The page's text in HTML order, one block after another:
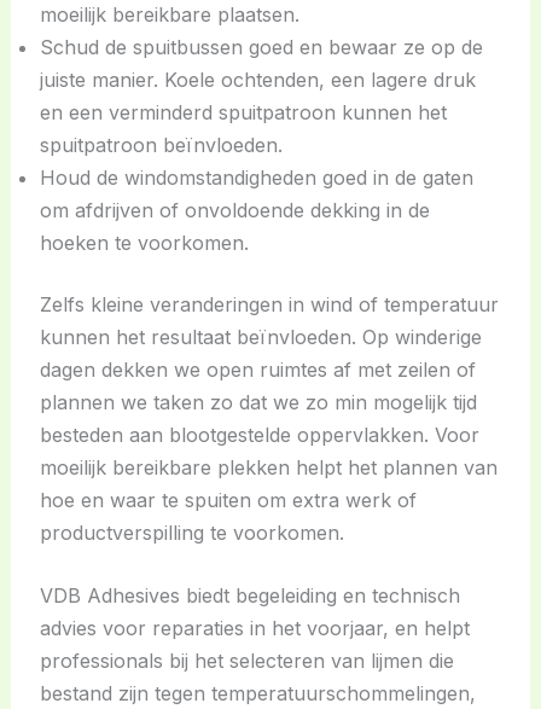
moeilijk bereikbare plaatsen.
Schud de spuitbussen goed en bewaar ze op de
juiste manier. Koele ochtenden, een lagere druk
en een verminderd spuitpatroon kunnen het
spuitpatroon beïnvloeden.
Houd de windomstandigheden goed in de gaten
om afdrijven of onvoldoende dekking in de
hoeken te voorkomen.
Zelfs kleine veranderingen in wind of temperatuur
kunnen het resultaat beïnvloeden. Op winderige
dagen dekken we open ruimtes af met zeilen of
plannen we taken zo dat we zo min mogelijk tijd
besteden aan blootgestelde oppervlakken. Voor
moeilijk bereikbare plekken helpt het plannen van
hoe en waar te spuiten om extra werk of
productverspilling te voorkomen.
VDB Adhesives biedt begeleiding en technisch
advies voor reparaties in het voorjaar, en helpt
professionals bij het selecteren van lijmen die
bestand zijn tegen temperatuurschommelingen,